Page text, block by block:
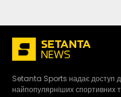
Setanta Sports надає доступ
найпопулярніших спортивних